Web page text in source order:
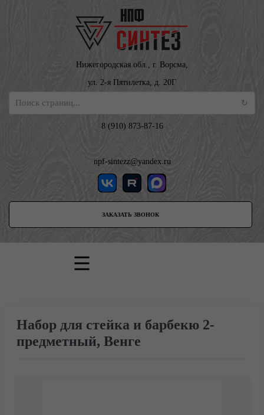
Нижегородская обл., г. Ворсма,
ул. 2-я Пятилетка, д. 20Г
8 (910) 873-87-16
npf-sintezz@yandex.ru
ЗАКАЗАТЬ ЗВОНОК
Набор для стейка и барбекю 2-
предметный, Венге